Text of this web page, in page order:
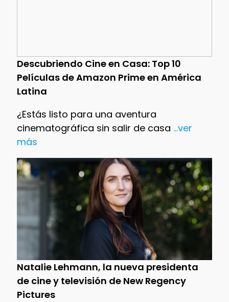
Descubriendo Cine en Casa: Top 10
Películas de Amazon Prime en América
Latina
¿Estás listo para una aventura
cinematográfica sin salir de casa ...ver
más
Natalie Lehmann, la nueva presidenta
de cine y televisión de New Regency
Pictures